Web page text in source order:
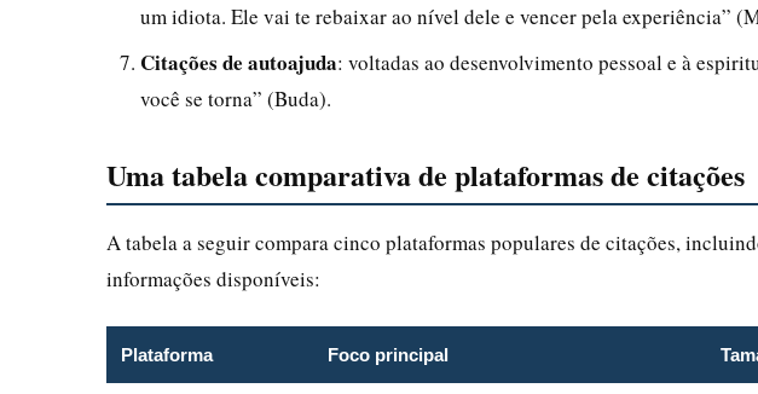
um idiota. Ele vai te rebaixar ao nível dele e vencer pela experiência”
Citações de autoajuda: voltadas ao desenvolvimento pessoal e à
você se torna” (Buda).
Uma tabela comparativa de plataformas de citações
A tabela a seguir compara cinco plataformas populares de citações,
informações disponíveis:
Plataforma Foco principal